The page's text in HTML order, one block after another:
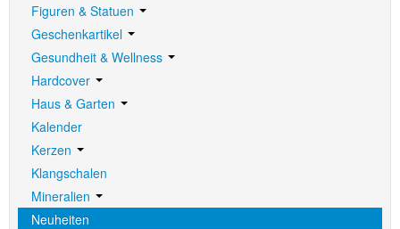
Figuren & Statuen
Geschenkartikel
Gesundheit & Wellness
Hardcover
Haus & Garten
Kalender
Kerzen
Klangschalen
Mineralien
Neuheiten